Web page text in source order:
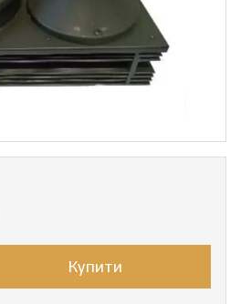
Купити